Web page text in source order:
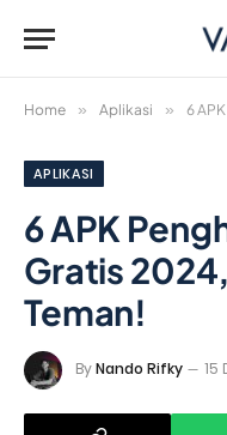
Home » Aplikasi » 6 APK
APLIKASI
6 APK
Gratis
Teman!
ByNando Rifky 15